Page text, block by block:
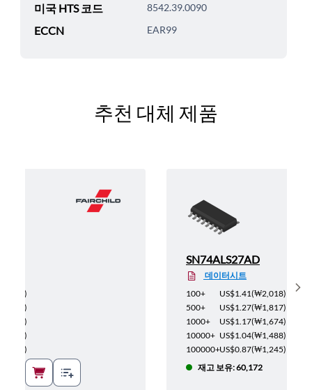
미국 HTS 코드 8542.39.0090
ECCN EAR99
추천 대체 제품
)
)
)
)
)
SN74ALS27AD
데이터시트
100+
US$1.41(₩2,018)
500+
US$1.27(₩1,817)
1000+
US$1.17(₩1,674)
10000+ US$1.04(₩1,488)
100000+US$0.87(₩1,245)
재고 보유: 60,172